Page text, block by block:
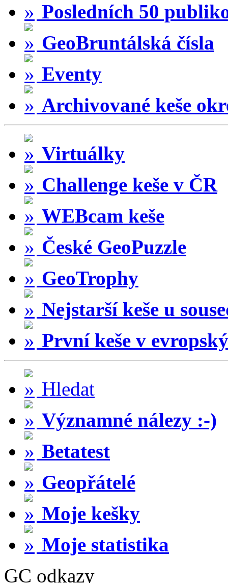
Posledních 50
GeoBruntálská čísla
Eventy
Archivované keše
Virtuálky
Challenge keše v ČR
WEBcam keše
České GeoPuzzle
GeoTrophy
Nejstarší keše u
První keše v
Hledat
Významné nálezy :-)
Betatest
Geopřátelé
Moje kešky
Moje statistika
GC odkazy